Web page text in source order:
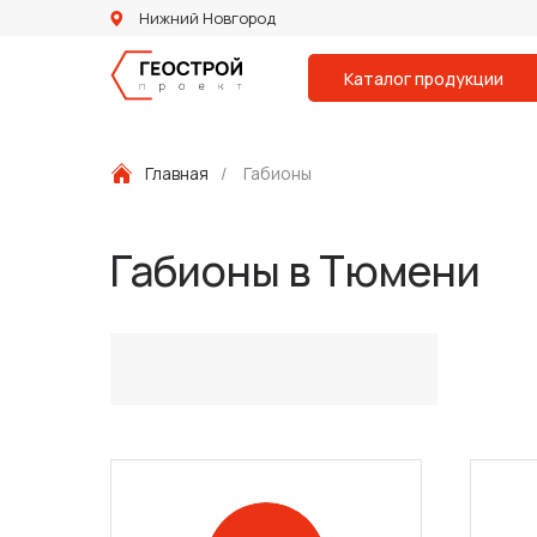
Нижний Новгород
Каталог продукции
Главная / Габионы
Габионы в Тюмени